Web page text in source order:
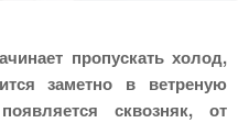
пропускать холод,
заметно в ветреную
сквозняк, от